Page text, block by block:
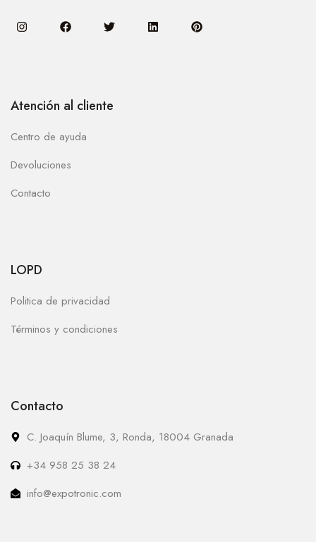
Atención al cliente
Centro de ayuda
Devoluciones
Contacto
LOPD
Politica de privacidad
Términos y condiciones
Contacto
C. Joaquín Blume, 3, Ronda, 18004 Granada
+34 958 25 38 24
info@expotronic.com